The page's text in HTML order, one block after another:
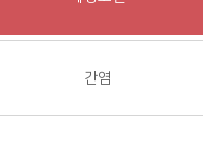
간염